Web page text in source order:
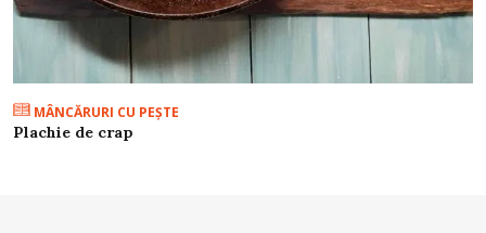
MÂNCĂRURI CU PEŞTE
Plachie de crap